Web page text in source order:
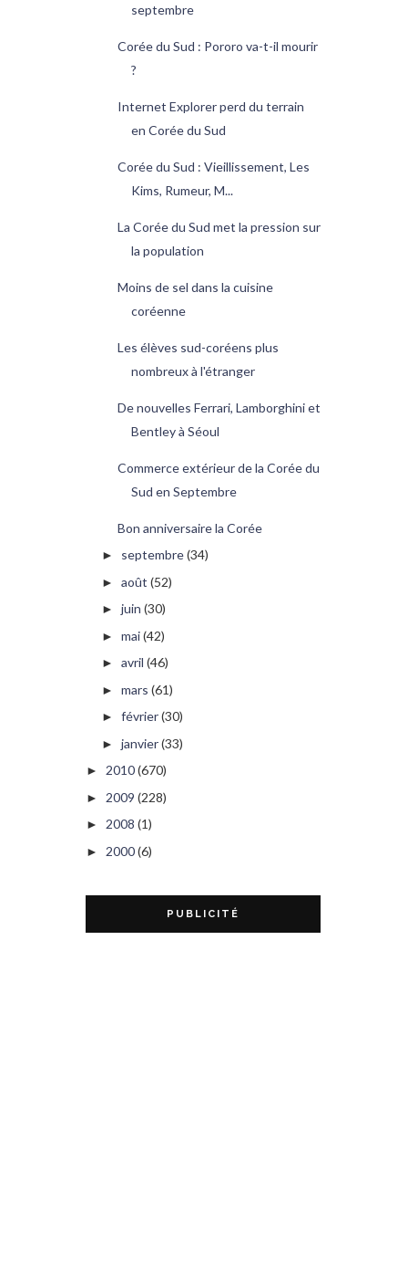
septembre
Corée du Sud : Pororo va-t-il mourir
?
Internet Explorer perd du terrain
en Corée du Sud
Corée du Sud : Vieillissement, Les
Kims, Rumeur, M...
La Corée du Sud met la pression sur
la population
Moins de sel dans la cuisine
coréenne
Les élèves sud-coréens plus
nombreux à l'étranger
De nouvelles Ferrari, Lamborghini et
Bentley à Séoul
Commerce extérieur de la Corée du
Sud en Septembre
Bon anniversaire la Corée
► septembre(34)
► août (52)
► juin (30)
► mai(42)
► avril (46)
► mars (61)
► février(30)
► janvier(33)
► 2010(670)
► 2009 (228)
► 2008 (1)
► 2000(6)
PUBLICITÉ